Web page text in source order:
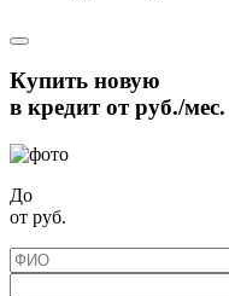
Купить новую
в кредит отруб./мес.
До
от руб.